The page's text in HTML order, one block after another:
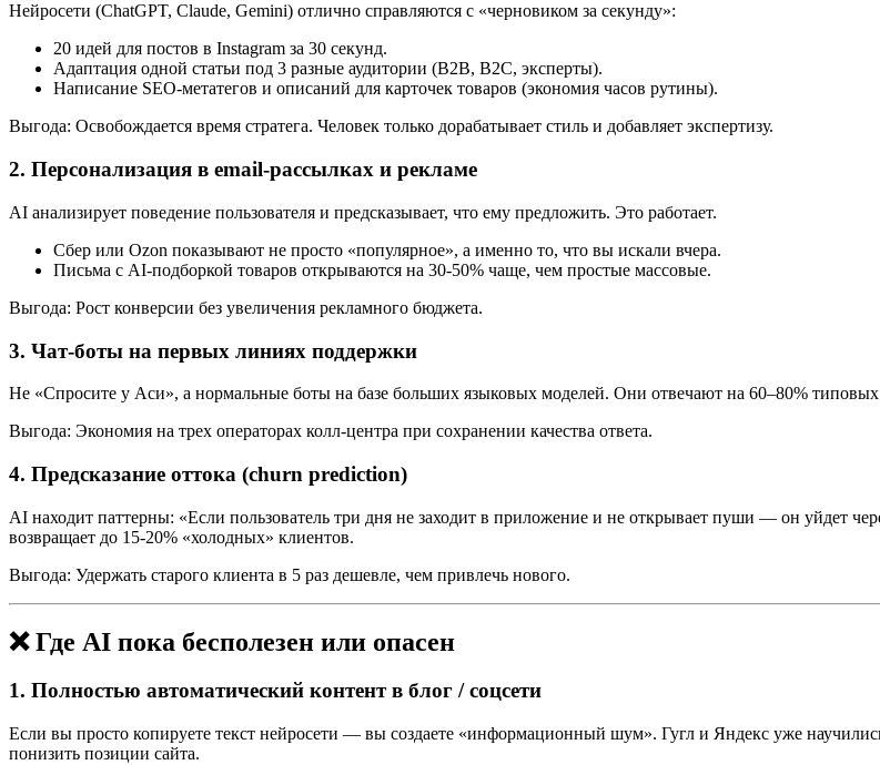
Нейросети (ChatGPT, Claude, Gemini) отлично справляются с «черновиком за секунду»:
20 идей для постов в Instagram за 30 секунд.
Адаптация одной статьи под 3 разные аудитории (B2B, B2C, эксперты).
Написание SEO-метатегов и описаний для карточек товаров (экономия часов рутины).
Выгода: Освобождается время стратега. Человек только дорабатывает стиль и добавляет экспертизу.
2. Персонализация в email-рассылках и рекламе
AI анализирует поведение пользователя и предсказывает, что ему предложить. Это работает.
Сбер или Ozon показывают не просто «популярное», а именно то, что вы искали вчера.
Письма с AI-подборкой товаров открываются на 30-50% чаще, чем простые массовые.
Выгода: Рост конверсии без увеличения рекламного бюджета.
3. Чат-боты на первых линиях поддержки
Не «Спросите у Аси», а нормальные боты на базе больших языковых моделей. Они отвечают на 60–80% типовых
Выгода: Экономия на трех операторах колл-центра при сохранении качества ответа.
4. Предсказание оттока (churn prediction)
AI находит паттерны: «Если пользователь три дня не заходит в приложение и не открывает пуши — он уйдет
возвращает до 15-20% «холодных» клиентов.
Выгода: Удержать старого клиента в 5 раз дешевле, чем привлечь нового.
❌ Где AI пока бесполезен или опасен
1. Полностью автоматический контент в блог / соцсети
Если вы просто копируете текст нейросети — вы создаете «информационный шум». Гугл и Яндекс уже
понизить позиции сайта.